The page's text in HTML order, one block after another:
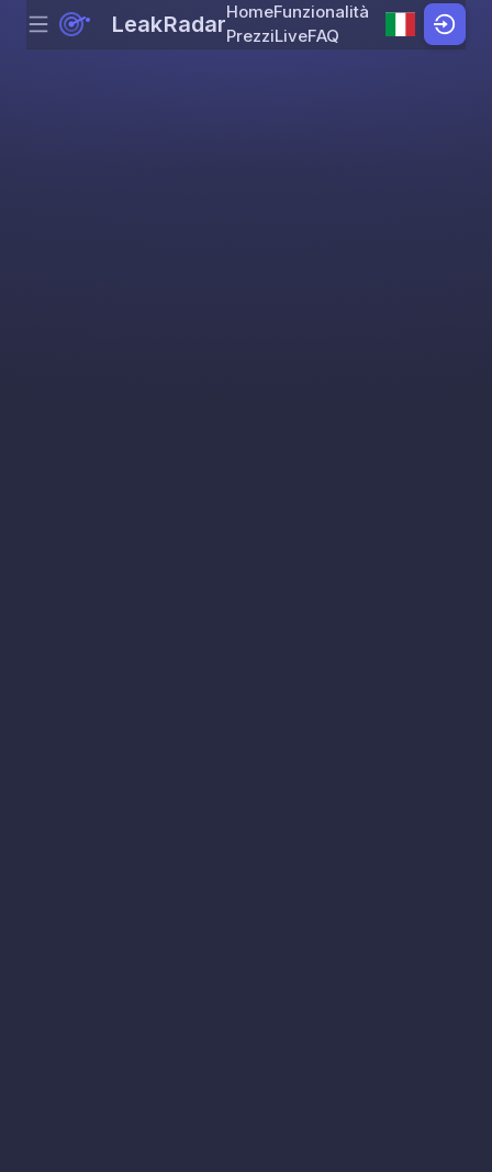
Skip to content
Menu LeakRadarHomeFunzionalità
PrezziLiveFAQ